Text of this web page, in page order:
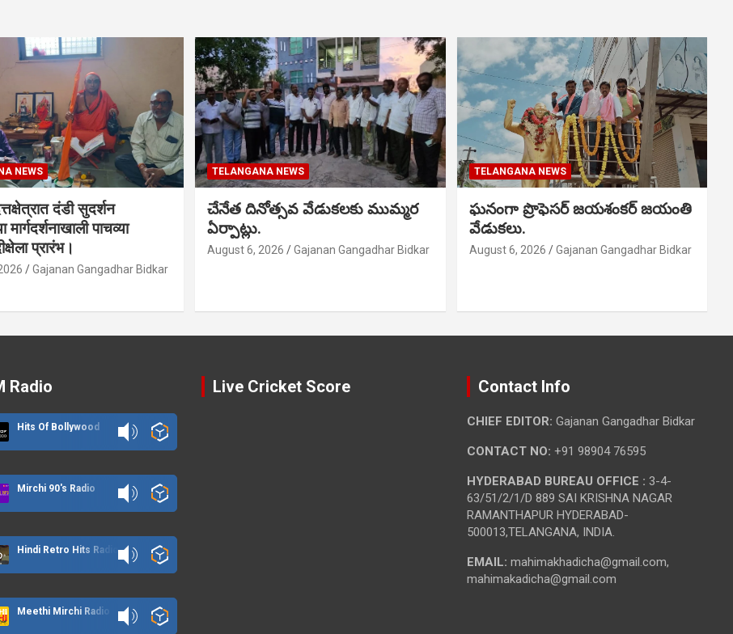
NEWS
दंडी सुदर्शन
मार्गदर्शनाखाली पाचव्या
प्रारंभ।
Gajanan Gangadhar Bidkar
TELANGANA NEWS
చేనేత దినోత్సవ వేడుకలకు ముమ్మర
ఏర్పాట్లు.
August 6, 2026 Gajanan Gangadhar Bidkar
TELANGANA NEWS
ఘనంగా ప్రొఫెసర్ జయశంకర్ జయంతి
వేడుకలు.
August 6, 2026 Gajanan Gangadhar Bidkar
Radio
Hits Of Bollywood
Mirchi 90's Radio
Hindi Retro Hits Radio
Meethi Mirchi Radio
Live Cricket Score Contact Info
CHIEF EDITOR: Gajanan Gangadhar Bidkar
CONTACT NO: +91 98904 76595
HYDERABAD BUREAU OFFICE : 3-4-
63/51/2/1/D 889 SAI KRISHNA NAGAR
RAMANTHAPUR HYDERABAD-
500013,TELANGANA, INDIA.
EMAIL: mahimakhadicha@gmail.com,
mahimakadicha@gmail.com